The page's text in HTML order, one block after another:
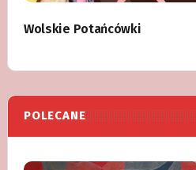
Wolskie Potańcówki
POLECANE